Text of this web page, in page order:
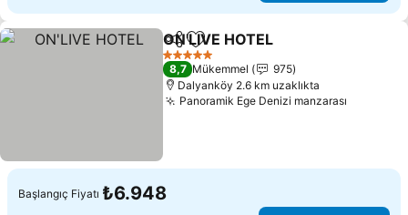
PaylaşFavorilerime ekle
ON'LIVE HOTEL
5 Yıldız
8,7 Mükemmel
975
Dalyanköy 2.6 km uzaklıkta
Panoramik Ege Denizi manzarası
Başlangıç Fiyatı ₺6.948